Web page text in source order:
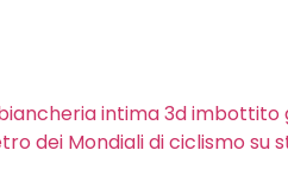
intima 3d
dei Mondiali di ciclismo